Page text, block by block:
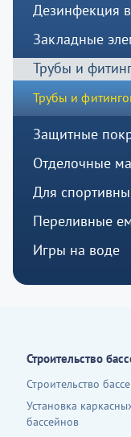
Дезинфекция
Закладные
Трубы и
Трубы и
Защитные
Отделочные
Для
Переливные
Игры на воде
Строительство
Строительство
Установка
бассейнов